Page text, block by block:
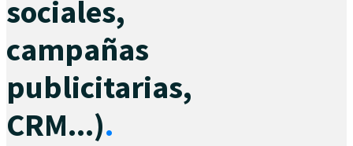
sociales,
campañas
publicitarias,
CRM...).